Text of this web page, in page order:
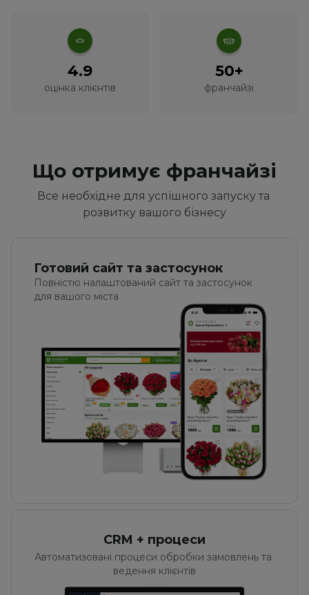
4.9
оцінка клієнтів
50+
франчайзі
Що отримує франчайзі
Все необхідне для успішного запуску та
розвитку вашого бізнесу
Готовий сайт та застосунок
Повністю налаштований сайт та застосунок
для вашого міста
CRM + процеси
Автоматизовані процеси обробки замовлень та
ведення клієнтів